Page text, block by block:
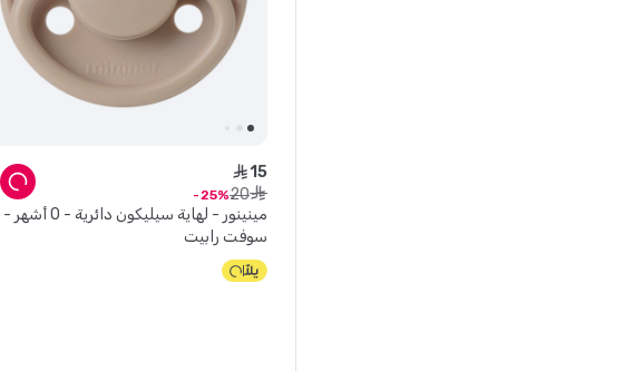
مينينور - لهاية سيليكون دائرية - 0 أشهر -
سوفت رابيت
ê 15
ê
20
25